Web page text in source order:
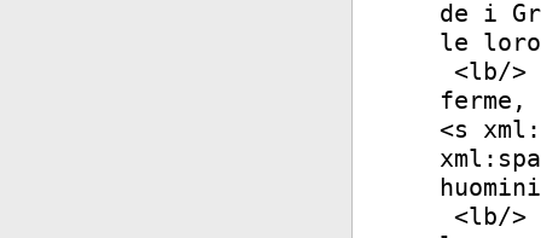
de i
le loro
<lb/>
ferme,
<s
<lb/>